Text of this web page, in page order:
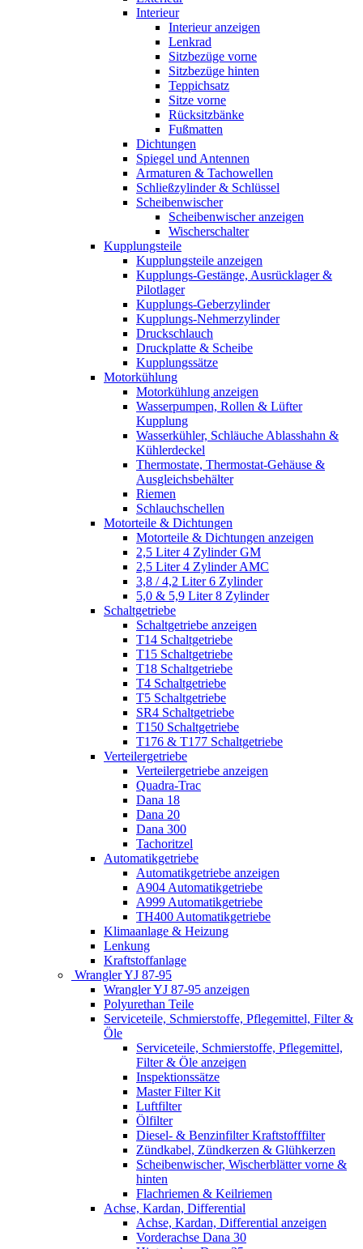
Interieur
Interieur anzeigen
Lenkrad
Sitzbezüge vorne
Sitzbezüge hinten
Teppichsatz
Sitze vorne
Rücksitzbänke
Fußmatten
Dichtungen
Spiegel und Antennen
Armaturen & Tachowellen
Schließzylinder & Schlüssel
Scheibenwischer
Scheibenwischer anzeigen
Wischerschalter
Kupplungsteile
Kupplungsteile anzeigen
Kupplungs-Gestänge, Ausrücklager &
Pilotlager
Kupplungs-Geberzylinder
Kupplungs-Nehmerzylinder
Druckschlauch
Druckplatte & Scheibe
Kupplungssätze
Motorkühlung
Motorkühlung anzeigen
Wasserpumpen, Rollen & Lüfter
Kupplung
Wasserkühler, Schläuche Ablasshahn &
Kühlerdeckel
Thermostate, Thermostat-Gehäuse &
Ausgleichsbehälter
Riemen
Schlauchschellen
Motorteile & Dichtungen
Motorteile & Dichtungen anzeigen
2,5 Liter 4 Zylinder GM
2,5 Liter 4 Zylinder AMC
3,8 / 4,2 Liter 6 Zylinder
5,0 & 5,9 Liter 8 Zylinder
Schaltgetriebe
Schaltgetriebe anzeigen
T14 Schaltgetriebe
T15 Schaltgetriebe
T18 Schaltgetriebe
T4 Schaltgetriebe
T5 Schaltgetriebe
SR4 Schaltgetriebe
T150 Schaltgetriebe
T176 & T177 Schaltgetriebe
Verteilergetriebe
Verteilergetriebe anzeigen
Quadra-Trac
Dana 18
Dana 20
Dana 300
Tachoritzel
Automatikgetriebe
Automatikgetriebe anzeigen
A904 Automatikgetriebe
A999 Automatikgetriebe
TH400 Automatikgetriebe
Klimaanlage & Heizung
Lenkung
Kraftstoffanlage
Wrangler YJ 87-95
Wrangler YJ 87-95 anzeigen
Polyurethan Teile
Serviceteile, Schmierstoffe, Pflegemittel, Filter &
Öle
Serviceteile, Schmierstoffe, Pflegemittel,
Filter & Öle anzeigen
Inspektionssätze
Master Filter Kit
Luftfilter
Ölfilter
Diesel- & Benzinfilter Kraftstofffilter
Zündkabel, Zündkerzen & Glühkerzen
Scheibenwischer, Wischerblätter vorne &
hinten
Flachriemen & Keilriemen
Achse, Kardan, Differential
Achse, Kardan, Differential anzeigen
Vorderachse Dana 30